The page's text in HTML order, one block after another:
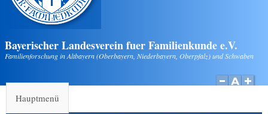
Bayerischer Landesverein fuer Familienkunde e.V.
Familienforschung in Altbayern (Oberbayern, Niederbayern, Oberpfalz) und Schwaben
Hauptmenü